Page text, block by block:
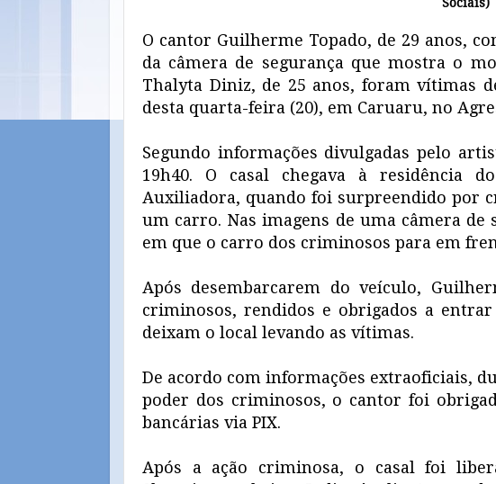
O cantor Guilherme Topado, de 29 anos,
da câmera de segurança que mostra o
Thalyta Diniz, de 25 anos, foram vítimas
desta quarta-feira (20), em Caruaru, no
Segundo informações divulgadas pelo
19h40. O casal chegava à residência
Auxiliadora, quando foi surpreendido por
um carro. Nas imagens de uma câmera
em que o carro dos criminosos para em
Após desembarcarem do veículo,
criminosos, rendidos e obrigados a
deixam o local levando as vítimas.
De acordo com informações extraoficiais,
poder dos criminosos, o cantor foi
bancárias via PIX.
Após a ação criminosa, o casal foi